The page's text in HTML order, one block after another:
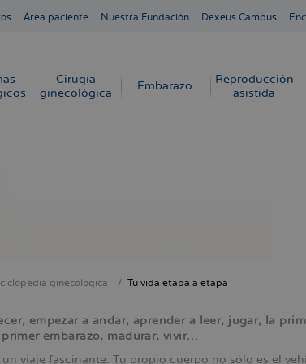
Área paciente Nuestra Fundación Dexeus Campus
Cirugía
ginecológica
Embarazo
Reproducción
asistida
ginecológica Tu vida etapa a etapa
empezar a andar, aprender a leer, jugar, la
primer embarazo, madurar, vivir…
un viaje fascinante. Tu propio cuerpo no sólo es el